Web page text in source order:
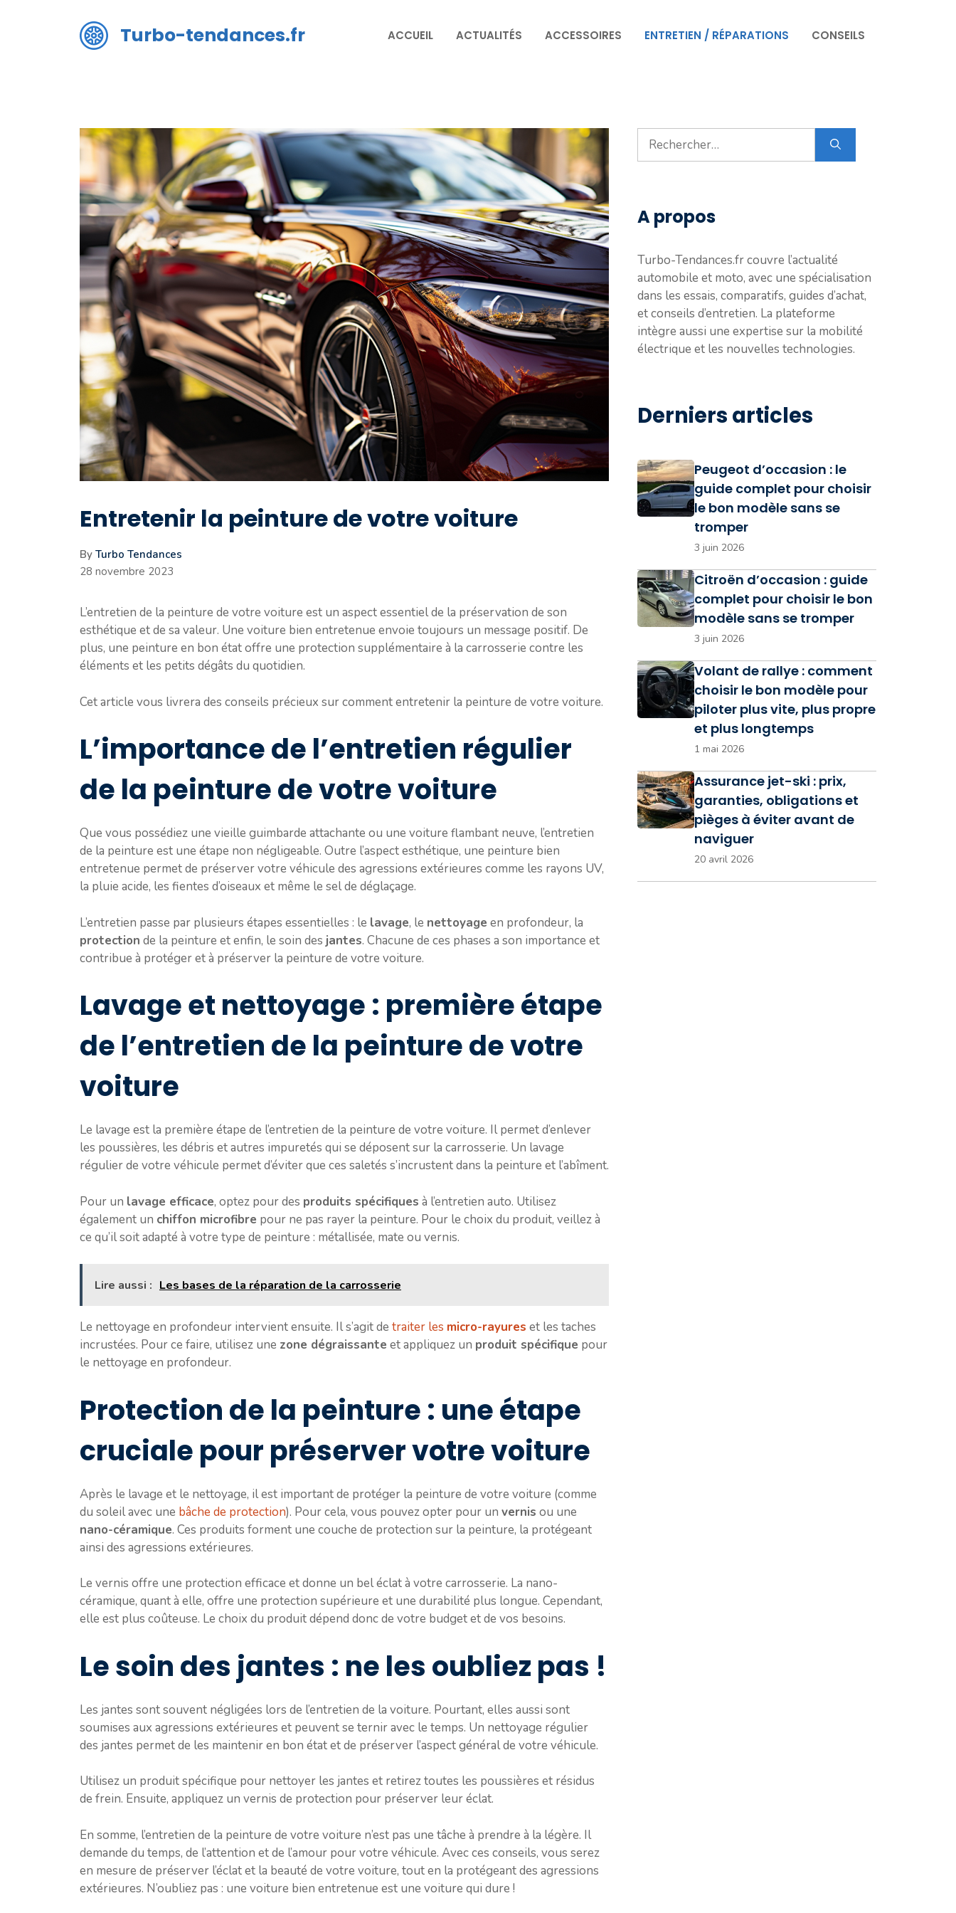
Turbo-tendances.fr ACCUEIL ACTUALITÉS ACCESSOIRES ENTRETIEN / RÉPARATIONS CONSEILS
Entretenir la peinture de votre voiture
By Turbo Tendances
28 novembre 2023
L’entretien de la peinture de votre voiture est un aspect essentiel de la préservation de son
esthétique et de sa valeur. Une voiture bien entretenue envoie toujours un message positif. De
plus, une peinture en bon état offre une protection supplémentaire à la carrosserie contre les
éléments et les petits dégâts du quotidien.
Cet article vous livrera des conseils précieux sur comment entretenir la peinture de votre voiture.
L’importance de l’entretien régulier
de la peinture de votre voiture
Que vous possédiez une vieille guimbarde attachante ou une voiture flambant neuve, l’entretien
de la peinture est une étape non négligeable. Outre l’aspect esthétique, une peinture bien
entretenue permet de préserver votre véhicule des agressions extérieures comme les rayons UV,
la pluie acide, les fientes d’oiseaux et même le sel de déglaçage.
L’entretien passe par plusieurs étapes essentielles : le lavage, le nettoyage en profondeur, la
protection de la peinture et enfin, le soin des jantes. Chacune de ces phases a son importance et
contribue à protéger et à préserver la peinture de votre voiture.
Lavage et nettoyage : première étape
de l’entretien de la peinture de votre
voiture
Le lavage est la première étape de l’entretien de la peinture de votre voiture. Il permet d’enlever
les poussières, les débris et autres impuretés qui se déposent sur la carrosserie. Un lavage
régulier de votre véhicule permet d’éviter que ces saletés s’incrustent dans la peinture et l’abîment.
Pour un lavage efficace, optez pour des produits spécifiques à l’entretien auto. Utilisez
également un chiffon microfibre pour ne pas rayer la peinture. Pour le choix du produit, veillez à
ce qu’il soit adapté à votre type de peinture : métallisée, mate ou vernis.
Lire aussi : Les bases de la réparation de la carrosserie
Le nettoyage en profondeur intervient ensuite. Il s’agit de traiter les micro-rayures et les taches
incrustées. Pour ce faire, utilisez une zone dégraissante et appliquez un produit spécifique pour
le nettoyage en profondeur.
Protection de la peinture : une étape
cruciale pour préserver votre voiture
Après le lavage et le nettoyage, il est important de protéger la peinture de votre voiture (comme
du soleil avec une bâche de protection). Pour cela, vous pouvez opter pour un vernis ou une
nano-céramique. Ces produits forment une couche de protection sur la peinture, la protégeant
ainsi des agressions extérieures.
Le vernis offre une protection efficace et donne un bel éclat à votre carrosserie. La nano-
céramique, quant à elle, offre une protection supérieure et une durabilité plus longue. Cependant,
elle est plus coûteuse. Le choix du produit dépend donc de votre budget et de vos besoins.
Le soin des jantes : ne les oubliez pas !
Les jantes sont souvent négligées lors de l’entretien de la voiture. Pourtant, elles aussi sont
soumises aux agressions extérieures et peuvent se ternir avec le temps. Un nettoyage régulier
des jantes permet de les maintenir en bon état et de préserver l’aspect général de votre véhicule.
Utilisez un produit spécifique pour nettoyer les jantes et retirez toutes les poussières et résidus
de frein. Ensuite, appliquez un vernis de protection pour préserver leur éclat.
En somme, l’entretien de la peinture de votre voiture n’est pas une tâche à prendre à la légère. Il
demande du temps, de l’attention et de l’amour pour votre véhicule. Avec ces conseils, vous serez
en mesure de préserver l’éclat et la beauté de votre voiture, tout en la protégeant des agressions
extérieures. N’oubliez pas : une voiture bien entretenue est une voiture qui dure !
Rechercher :
A propos
Turbo-Tendances.fr couvre l’actualité
automobile et moto, avec une spécialisation
dans les essais, comparatifs, guides d’achat,
et conseils d’entretien. La plateforme
intègre aussi une expertise sur la mobilité
électrique et les nouvelles technologies.
Derniers articles
Peugeot d’occasion : le
guide complet pour choisir
le bon modèle sans se
tromper
3 juin 2026
Citroën d’occasion : guide
complet pour choisir le bon
modèle sans se tromper
3 juin 2026
Volant de rallye : comment
choisir le bon modèle pour
piloter plus vite, plus propre
et plus longtemps
1 mai 2026
Assurance jet-ski : prix,
garanties, obligations et
pièges à éviter avant de
naviguer
20 avril 2026